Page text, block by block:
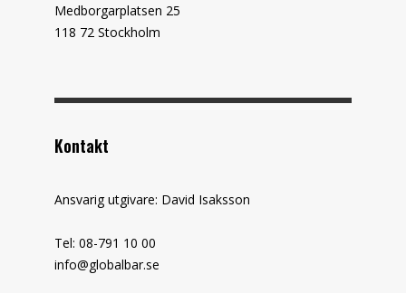
Medborgarplatsen 25
118 72 Stockholm
Kontakt
Ansvarig utgivare: David Isaksson
Tel: 08-791 10 00
info@globalbar.se